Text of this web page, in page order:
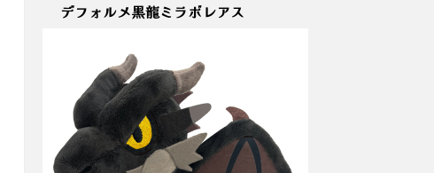
デフォルメ黒龍ミラボレアス